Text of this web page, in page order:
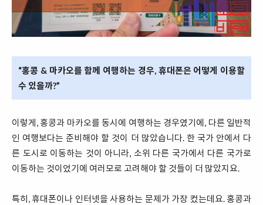
“홍콩 & 마카오를 함께 여행하는 경우, 휴대폰은 어떻게 이용할
수 있을까?”
이렇게, 홍콩과 마카오를 동시에 여행하는 경우였기에, 다른 일반적
인 여행보다는 준비해야 할 것이 더 많았습니다. 한 국가 안에서 다
른 도시로 이동하는 것이 아니라, 소위 다른 국가에서 다른 국가로
이동하는 것이었기에 여러모로 고려해야 할 것들이 더 많았지요.
특히, 휴대폰이나 인터넷을 사용하는 문제가 가장 컸는데요. 홍콩과